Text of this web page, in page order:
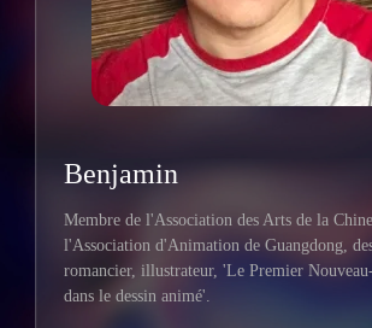
Benjamin
Membre de l'Association des Arts de la
l'Association d'Animation de Guangdong,
romancier, illustrateur, 'Le Premier
dans le dessin animé'.